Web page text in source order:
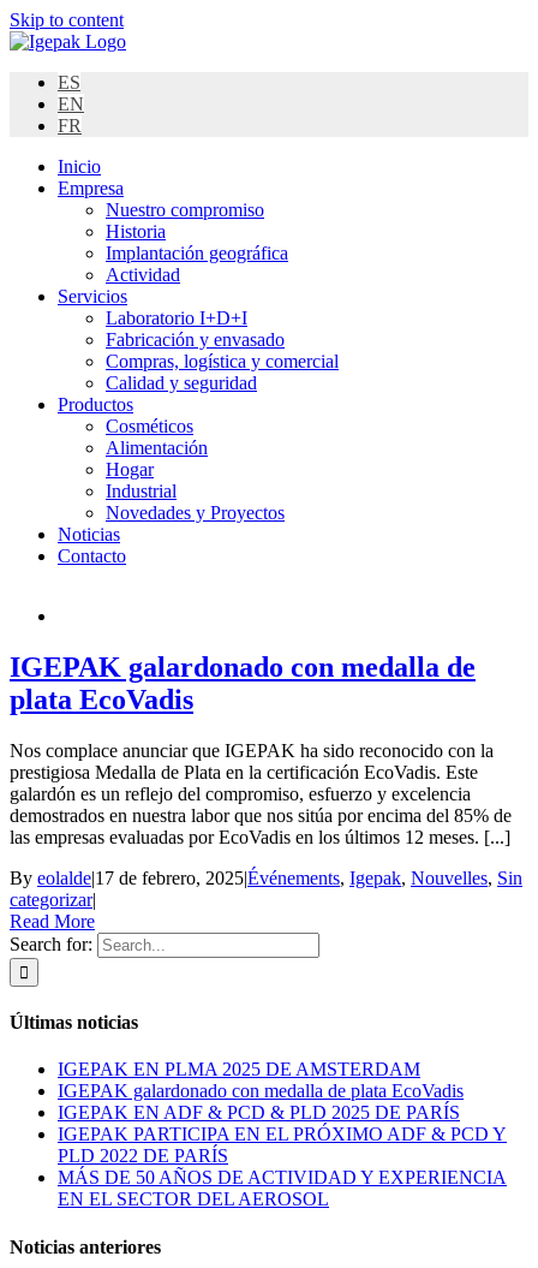
Skip to content
ES
EN
FR
Inicio
Empresa
Nuestro compromiso
Historia
Implantación geográfica
Actividad
Servicios
Laboratorio I+D+I
Fabricación y envasado
Compras, logística y comercial
Calidad y seguridad
Productos
Cosméticos
Alimentación
Hogar
Industrial
Novedades y Proyectos
Noticias
Contacto
IGEPAK galardonado con medalla de
plata EcoVadis
Nos complace anunciar que IGEPAK ha sido reconocido con la
prestigiosa Medalla de Plata en la certificación EcoVadis. Este
galardón es un reflejo del compromiso, esfuerzo y excelencia
demostrados en nuestra labor que nos sitúa por encima del 85% de
las empresas evaluadas por EcoVadis en los últimos 12 meses. [...]
By eolalde|17 de febrero, 2025|Événements, Igepak, Nouvelles, Sin
categorizar|
Read More
Search for:
Últimas noticias
IGEPAK EN PLMA 2025 DE AMSTERDAM
IGEPAK galardonado con medalla de plata EcoVadis
IGEPAK EN ADF & PCD & PLD 2025 DE PARÍS
IGEPAK PARTICIPA EN EL PRÓXIMO ADF & PCD Y
PLD 2022 DE PARÍS
MÁS DE 50 AÑOS DE ACTIVIDAD Y EXPERIENCIA
EN EL SECTOR DEL AEROSOL
Noticias anteriores